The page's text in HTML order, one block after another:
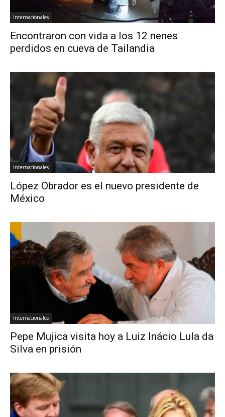
Internacionales
Encontraron con vida a los 12 nenes
perdidos en cueva de Tailandia
Internacionales
López Obrador es el nuevo presidente de
México
Internacionales
Pepe Mujica visita hoy a Luiz Inácio Lula da
Silva en prisión